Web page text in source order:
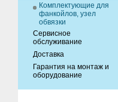
Комплектующие для
фанкойлов, узел
обвязки
Сервисное
обслуживание
Доставка
Гарантия на монтаж и
оборудование